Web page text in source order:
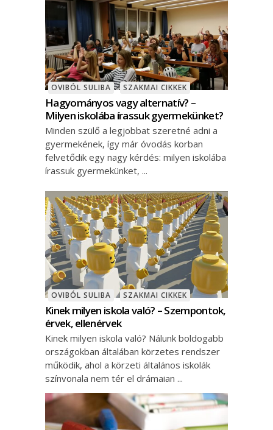
OVIBÓL SULIBA SZAKMAI CIKKEK
Hagyományos vagy alternatív? –
Milyen iskolába írassuk gyermekünket?
Minden szülő a legjobbat szeretné adni a
gyermekének, így már óvodás korban
felvetődik egy nagy kérdés: milyen iskolába
írassuk gyermekünket,
OVIBÓL SULIBA SZAKMAI CIKKEK
Kinek milyen iskola való? – Szempontok,
érvek, ellenérvek
Kinek milyen iskola való? Nálunk boldogabb
országokban általában körzetes rendszer
működik, ahol a körzeti általános iskolák
színvonala nem tér el drámaian